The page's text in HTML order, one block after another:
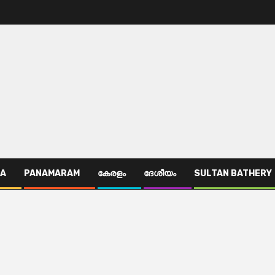
PANAMARAM കേരളം ദേശീയം SULTAN BATHERY